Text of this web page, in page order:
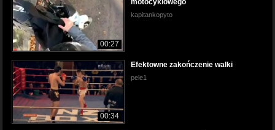
00:27
motocyklowego
kapitankopyto
00:34
Efektowne zakończenie walki
pele1